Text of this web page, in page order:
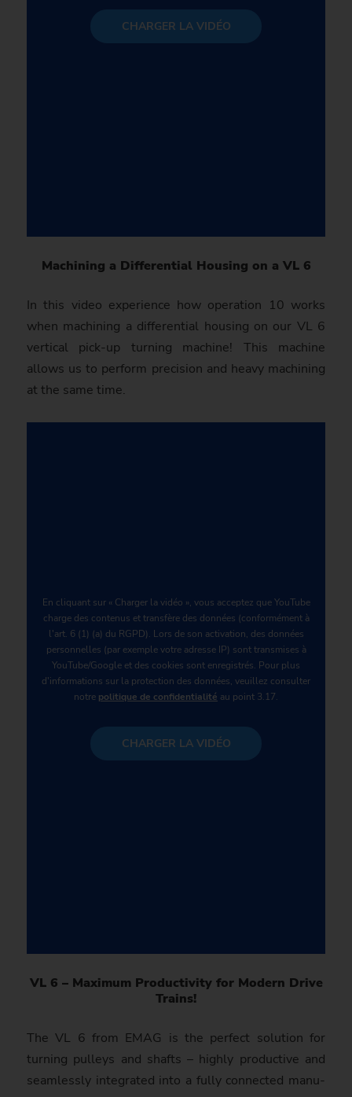
CHARGER LA VIDÉO
Machining a Differential Housing on a VL 6
In this video experience how operation 10 works
when machining a differential housing on our VL 6
vertical pick-up turning machine! This machine
allows us to perform precision and heavy machining
at the same time.
En cliquant sur « Charger la vidéo », vous acceptez que YouTube
charge des contenus et transfère des données (conformément à
l'art. 6 (1) (a) du RGPD). Lors de son activation, des données
personnelles (par exemple votre adresse IP) sont transmises à
YouTube/Google et des cookies sont enregistrés. Pour plus
d'informations sur la protection des données, veuillez consulter
notre politique de confidentialité au point 3.17.
CHARGER LA VIDÉO
VL 6 – Maximum Productivity for Modern Drive
Trains!
The VL 6 from EMAG is the perfect solution for
turning pulleys and shafts – highly pro­duc­tive and
seamlessly inte­gra­ted into a fully connected manu­